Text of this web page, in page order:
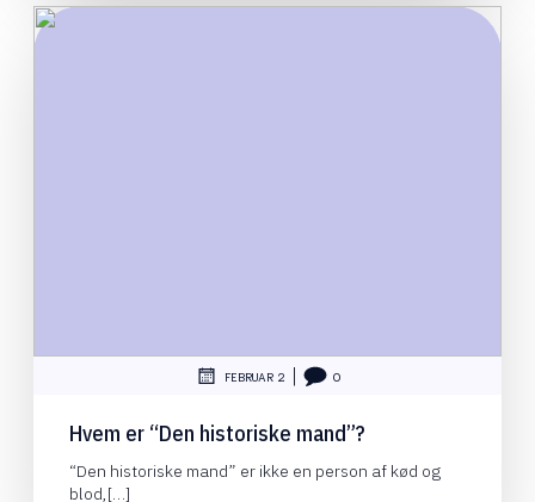
FEBRUAR 2 0
Hvem er “Den historiske mand”?
“Den historiske mand” er ikke en person af kød og
blod,[…]